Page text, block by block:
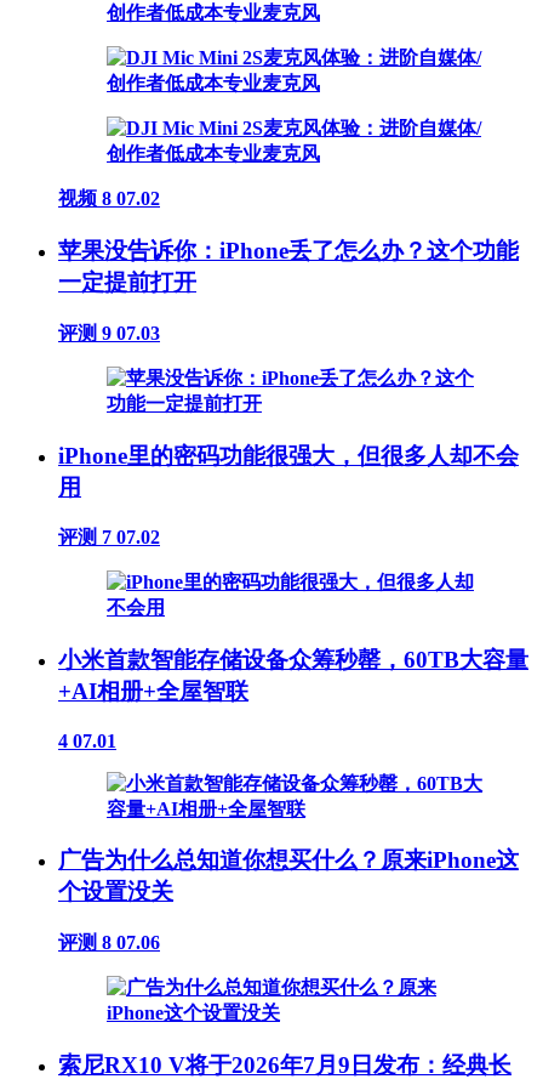
视频 8 07.02
苹果没告诉你：iPhone丢了怎么办？这个功能
一定提前打开
评测 9 07.03
iPhone里的密码功能很强大，但很多人却不会
用
评测 7 07.02
小米首款智能存储设备众筹秒罄，60TB大容量
+AI相册+全屋智联
4 07.01
广告为什么总知道你想买什么？原来iPhone这
个设置没关
评测 8 07.06
索尼RX10 V将于2026年7月9日发布：经典长